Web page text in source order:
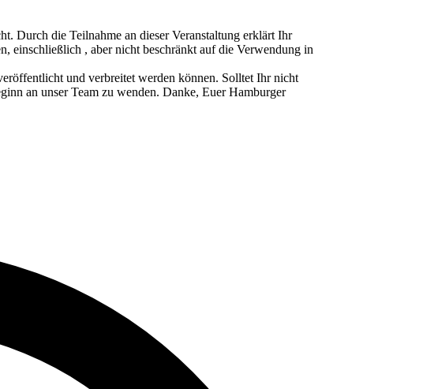
Durch die Teilnahme an dieser Veranstaltung erklärt Ihr
einschließlich , aber nicht beschränkt auf die Verwendung in
und verbreitet werden können. Solltet Ihr nicht
an unser Team zu wenden. Danke, Euer Hamburger